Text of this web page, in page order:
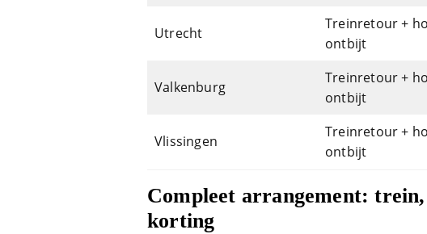
Utrecht
Treinretour +
ontbijt
Valkenburg
Treinretour +
ontbijt
Vlissingen
Treinretour +
ontbijt
Compleet arrangement:
korting